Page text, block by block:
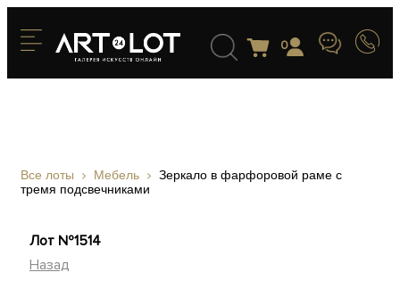
0
Все лоты Мебель
Зеркало в фарфоровой раме с
тремя подсвечниками
Лот №1514
Назад